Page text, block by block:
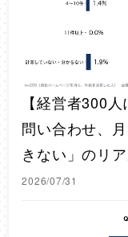
【経営者300
問い合わせ、
きない」のリ
2026/07/31